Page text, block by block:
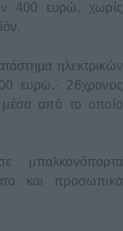
400 ευρώ, χωρίς
ηλεκτρικών
ευρώ.· 26χρονος
μέσα από το οποίο
μπαλκονόπορτα
και προσωπικά